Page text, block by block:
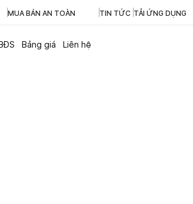
MUA BÁN AN TOÀN TIN TỨC TẢI ỨNG DỤNG
Bảng giá Liên hệ